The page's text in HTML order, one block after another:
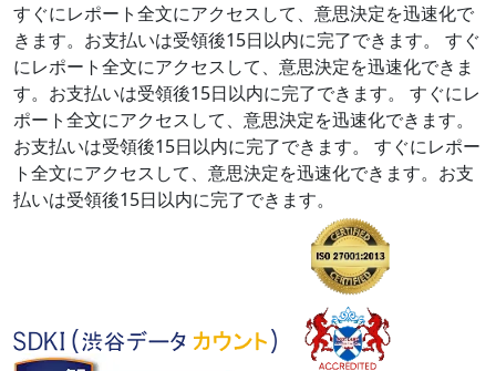
すぐにレポート全文にアクセスして、意思決定を迅速化で
きます。お支払いは受領後15日以内に完了できます。
すぐ
にレポート全文にアクセスして、意思決定を迅速化できま
す。お支払いは受領後15日以内に完了できます。
すぐにレ
ポート全文にアクセスして、意思決定を迅速化できます。
お支払いは受領後15日以内に完了できます。
すぐにレポー
ト全文にアクセスして、意思決定を迅速化できます。お支
払いは受領後15日以内に完了できます。